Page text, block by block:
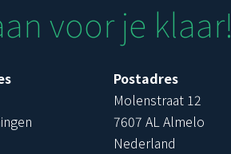
voor je klaar!
Postadres
Molenstraat 12
7607 AL Almelo
Nederland